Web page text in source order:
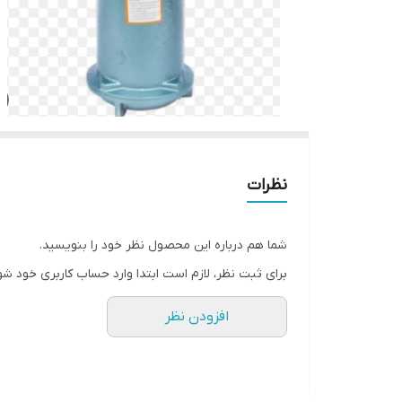
نظرات
شما هم درباره این محصول نظر خود را بنویسید.
برای ثبت نظر، لازم است ابتدا وارد حساب کاربری خود
افزودن نظر